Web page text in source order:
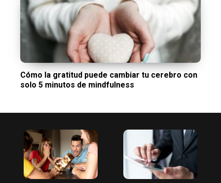
Cómo la gratitud puede cambiar tu cerebro con
solo 5 minutos de mindfulness